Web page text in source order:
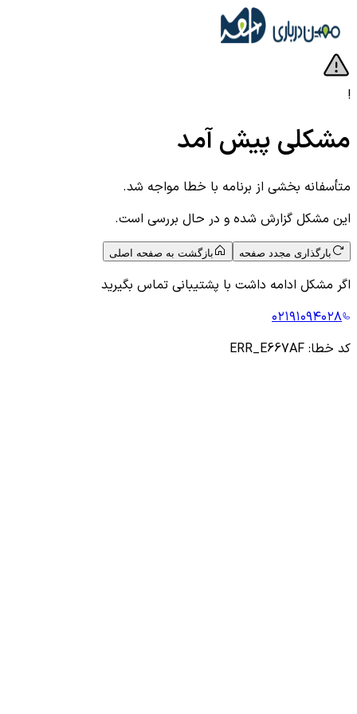
!
مشکلی پیش آمد
متأسفانه بخشی از برنامه با خطا مواجه شد.
این مشکل گزارش شده و در حال بررسی است.
بارگذاری مجدد صفحه بازگشت به صفحه اصلی
اگر مشکل ادامه داشت با پشتیبانی تماس بگیرید
۰۲۱۹۱۰۹۴۰۲۸
کد خطا: ERR_E667AF